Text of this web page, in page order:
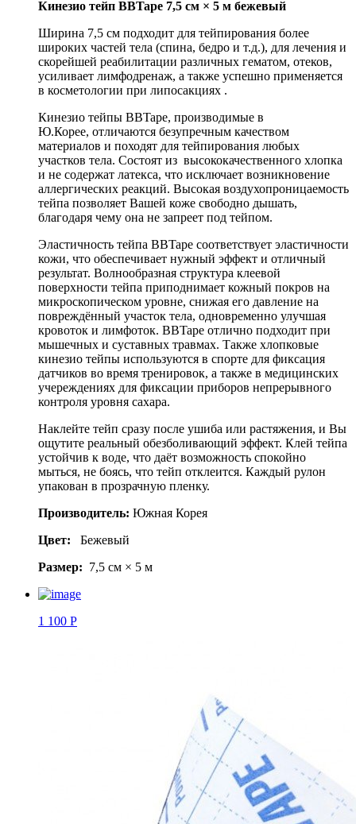
Кинезио тейп BBTape 7,5 см × 5 м бежевый
Ширина 7,5 см подходит для тейпирования более
широких частей тела (спина, бедро и т.д.), для лечения и
скорейшей реабилитации различных гематом, отеков,
усиливает лимфодренаж, а также успешно применяется
в косметологии при липосакциях .
Кинезио тейпы BBTape, производимые в
Ю.Корее, отличаются безупречным качеством
материалов и походят для тейпирования любых
участков тела. Состоят из высококачественного хлопка
и не содержат латекса, что исключает возникновение
аллергических реакций. Высокая воздухопроницаемость
тейпа позволяет Вашей коже свободно дышать,
благодаря чему она не запреет под тейпом.
Эластичность тейпа BBTape соответствует эластичности
кожи, что обеспечивает нужный эффект и отличный
результат. Волнообразная структура клеевой
поверхности тейпа приподнимает кожный покров на
микроскопическом уровне, снижая его давление на
повреждённый участок тела, одновременно улучшая
кровоток и лимфоток. BBTape отлично подходит при
мышечных и суставных травмах. Также хлопковые
кинезио тейпы используются в спорте для фиксация
датчиков во время тренировок, а также в медицинских
учереждениях для фиксации приборов непрерывного
контроля уровня сахара.
Наклейте тейп сразу после ушиба или растяжения, и Вы
ощутите реальный обезболивающий эффект. Клей тейпа
устойчив к воде, что даёт возможность спокойно
мыться, не боясь, что тейп отклеится. Каждый рулон
упакован в прозрачную пленку.
Производитель: Южная Корея
Цвет: Бежевый
Размер: 7,5 см × 5 м
1 100 Р